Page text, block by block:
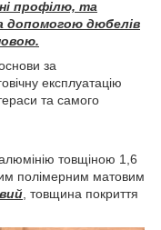
профілю, та
допомогою дюбелів
за
експлуатацію
та самого
товщіною 1,6
полімерним матовим
, товщина покриття